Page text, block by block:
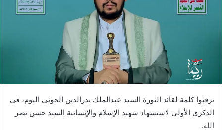
ترقبوا كلمة لقائد الثورة السيد عبدالملك بدرالدين الحوثي اليوم، في
الذكرى الأولى لاستشهاد شهيد الإسلام والإنسانية السيد حسن نصر
الله.